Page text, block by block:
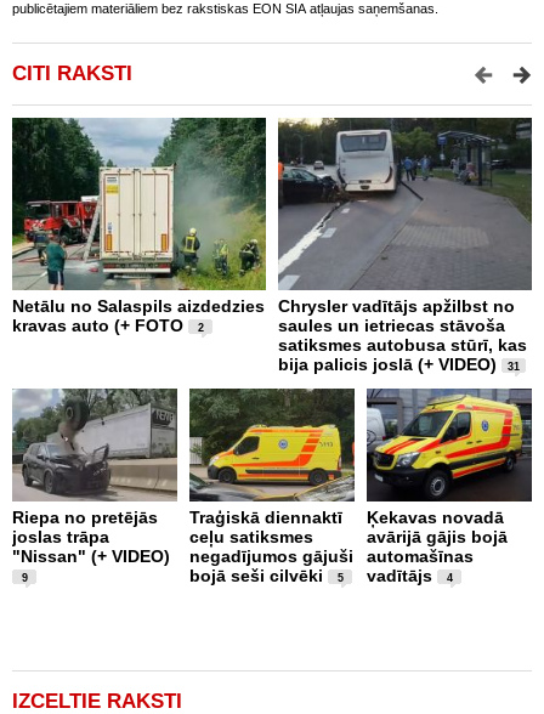
publicētajiem materiāliem bez rakstiskas EON SIA atļaujas saņemšanas.
CITI RAKSTI
Netālu no Salaspils aizdedzies
kravas auto (+ FOTO
2
Chrysler vadītājs apžilbst no
saules un ietriecas stāvoša
satiksmes autobusa stūrī, kas
bija palicis joslā (+ VIDEO)
31
Riepa no pretējās
joslas trāpa
"Nissan" (+ VIDEO)
9
Traģiskā diennaktī
ceļu satiksmes
negadījumos gājuši
bojā seši cilvēki
5
Ķekavas novadā
avārijā gājis bojā
automašīnas
vadītājs
4
IZCELTIE RAKSTI